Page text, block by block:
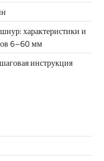
характеристики и
6–60 мм
инструкция